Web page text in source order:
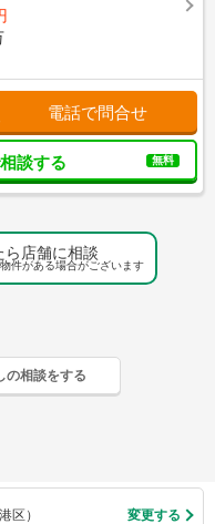
電話で問合せ
談する 無料
ら店舗に相談
件がある場合がございます
の相談をする
区） 変更する